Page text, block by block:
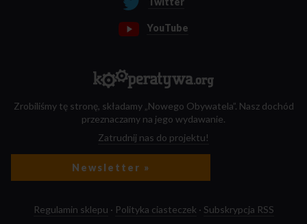
YouTube
Zrobiliśmy tę stronę, składamy „Nowego Obywatela”. Nasz dochód
przeznaczamy na jego wydawanie.
Zatrudnij nas do projektu!
Newsletter »
Regulamin sklepu · Polityka ciasteczek · Subskrypcja RSS